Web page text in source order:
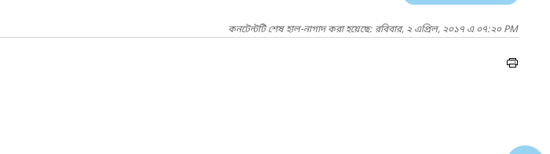
কনটেন্টটি শেষ হাল-নাগাদ করা হয়েছে: রবিবার, ২ এপ্রিল, ২০১৭ এ ০৭:২০ PM